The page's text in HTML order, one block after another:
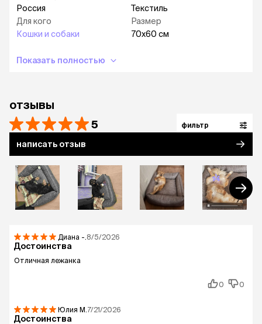
Подойдет кошкам и собакам средних и
крупных пород.
Россия
Для кого
Кошки и собаки
Текстиль
Размер
70х60 см
Показать полностью
отзывы
5 фильтр
написать отзыв
Диана -. 8/5/2026
Достоинства
Отличная лежанка
0 0
Юлия М. 7/21/2026
Достоинства